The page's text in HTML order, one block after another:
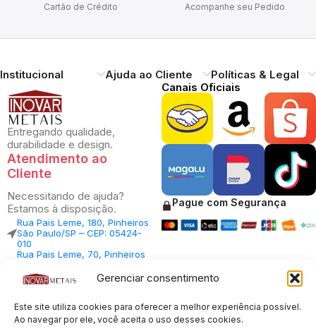
Gerenciar consentimento
Este site utiliza cookies para oferecer a melhor experiência possível.
Ao navegar por ele, você aceita o uso desses cookies.
Cartão de Crédito
Acompanhe seu Pedido
Institucional Ajuda ao Cliente Políticas & Legal
Entregando qualidade,
durabilidade e design.
Atendimento ao
Cliente
Necessitando de ajuda?
Estamos à disposição.
Rua Pais Leme, 180, Pinheiros
São Paulo/SP – CEP: 05424-
010
Rua Pais Leme, 70, Pinheiros
010
Central Vendas: (11) 98812-
Central Atendimento: (11)
94535-7237
Canais Oficiais
Pague com Segurança